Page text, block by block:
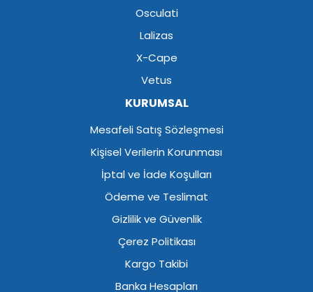
Osculati
Lalizas
X-Cape
Vetus
KURUMSAL
Mesafeli Satış Sözleşmesi
Kişisel Verilerin Korunması
İptal ve İade Koşulları
Ödeme ve Teslimat
Gizlilik ve Güvenlik
Çerez Politikası
Kargo Takibi
Banka Hesapları